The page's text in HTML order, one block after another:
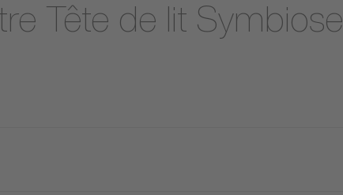
Tête de lit Symbiose